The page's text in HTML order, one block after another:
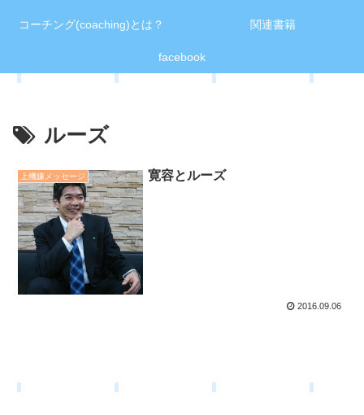
コーチング(coaching)とは？ 関連書籍
facebook
ルーズ
上機嫌メッセージ 寛容とルーズ
2016.09.06